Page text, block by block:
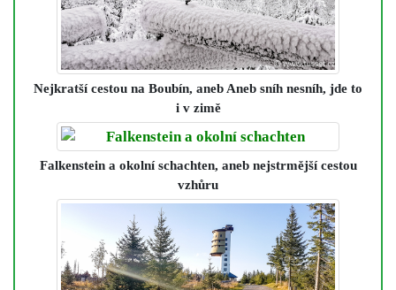
Nejkratší cestou na Boubín, aneb Aneb sníh nesníh, jde to
i v zimě
Falkenstein a okolní schachten, aneb nejstrmější cestou
vzhůru